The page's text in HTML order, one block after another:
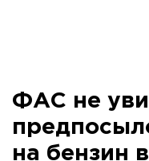
ФАС не
на бензин